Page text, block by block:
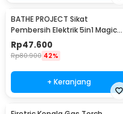
BATHE PROJECT Sikat
Pembersih Elektrik 5in1 Magic
Brush Rechargeable - WQ8110
Rp47.600
Rp80.900 42%
+ Keranjang